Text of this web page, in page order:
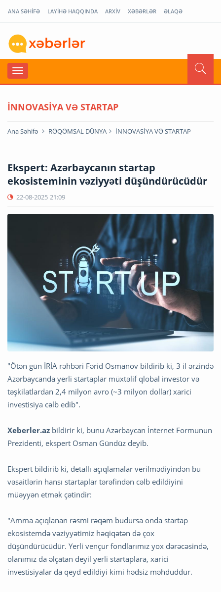
ANA SƏHİFƏ LAYİHƏ HAQQINDA ARXİV XƏBƏRLƏR ƏLAQƏ
İNNOVASİYA VƏ STARTAP
Ana Səhifə RƏQƏMSAL DÜNYA İNNOVASİYA VƏ STARTAP
Ekspert: Azərbaycanın startap
ekosisteminin vəziyyəti düşündürücüdür
22-08-2025 21:09
"Ötən gün İRİA rəhbəri Fərid Osmanov bildirib ki, 3 il ərzində
Azərbaycanda yerli startaplar müxtəlif qlobal investor və
təşkilatlardan 2,4 milyon avro (~3 milyon dollar) xarici
investisiya cəlb edib".
Xeberler.az bildirir ki, bunu Azərbaycan İnternet Formunun
Prezidenti, ekspert Osman Gündüz deyib.
Ekspert bildirib ki, detallı açıqlamalar verilmədiyindən bu
vəsaitlərin hansı startaplar tərəfindən cəlb edildiyini
müəyyən etmək çətindir:
"Amma açıqlanan rəsmi rəqəm budursa onda startap
ekosistemdə vəziyyətimiz həqiqətən də çox
düşündürücüdür. Yerli vençur fondlarımız yox dərəcəsində,
olanımız da əlçatan deyil yerli startaplara, xarici
investisiyalar da qeyd edildiyi kimi hədsiz məhduddur.